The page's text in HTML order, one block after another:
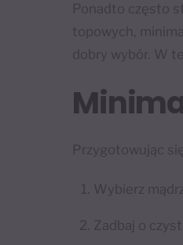
Ponadto często
topowych,
dobry wybór. W
Przygotowując
Wybierz
Zadbaj o